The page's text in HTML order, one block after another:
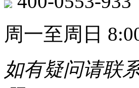
周一至周日
如有疑问请联